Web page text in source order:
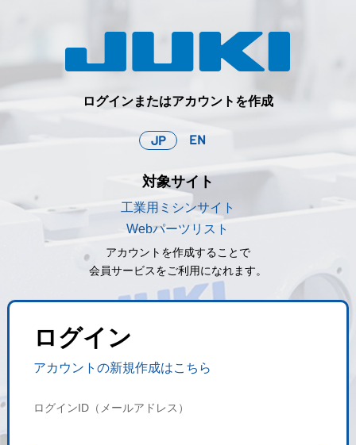
ログインまたはアカウントを作成
JP EN
対象サイト
工業用ミシンサイト
Webパーツリスト
アカウントを作成することで
会員サービスをご利用になれます。
ログイン
アカウントの新規作成はこちら
ログインID（メールアドレス）